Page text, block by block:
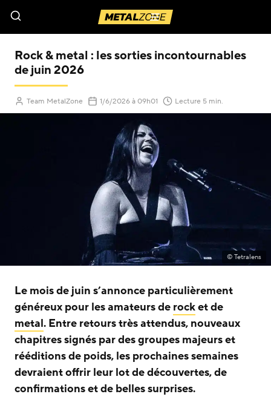
Menu
Rock & metal : les sorties incontournables
de juin 2026
Team MetalZone 1/6/2026(Mis à jour le )
à 09h01 Lecture 5 min.
© Tetralens
Le mois de juin s’annonce particulièrement
généreux pour les amateurs de rocket de
metal. Entre retours très attendus, nouveaux
chapitres signés par des groupes majeurs et
rééditions de poids, les prochaines semaines
devraient offrir leur lot de découvertes, de
confirmations et de belles surprises.